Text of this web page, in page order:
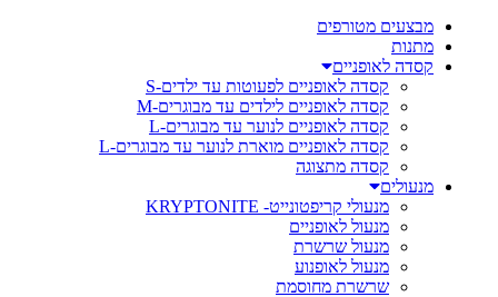
מבצעים מטורפים
מתנות
קסדה לאופניים
קסדה לאופניים לפעוטות עד ילדים-S
קסדה לאופניים לילדים עד מבוגרים-M
קסדה לאופניים לנוער עד מבוגרים-L
קסדה לאופניים מוארת לנוער עד מבוגרים-L
קסדה מתצוגה
מנעולים
מנעולי קריפטונייט- KRYPTONITE
מנעול לאופניים
מנעול שרשרת
מנעול לאופנוע
שרשרת מחוסמת